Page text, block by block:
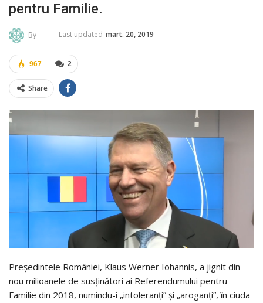
pentru Familie.
By Last updated mart. 20, 2019
2
967
Share
Președintele României, Klaus Werner Iohannis, a jignit din
nou milioanele de susținători ai Referendumului pentru
Familie din 2018, numindu-i „intoleranți” și „aroganți”, în ciuda